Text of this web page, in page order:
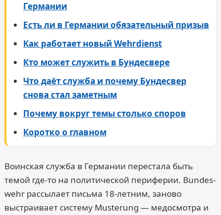
Германии
Есть ли в Германии обязательный призыв
Как работает новый Wehrdienst
Кто может служить в Бундесвере
Что даёт служба и почему Бундесвер
снова стал заметным
Почему вокруг темы столько споров
Коротко о главном
Воинская служба в Германии перестала быть
темой где-то на политической периферии. Bundes­
wehr рассылает письма 18-летним, заново
выстраивает систему Musterung — медосмотра и